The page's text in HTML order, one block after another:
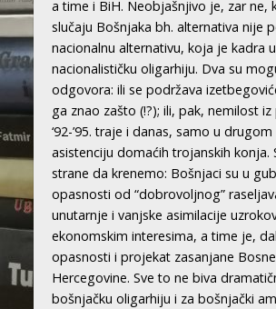
a time i BiH. Neobjašnjivo je, zar ne,
slučaju Bošnjaka bh. alternativa nije
nacionalnu alternativu, koja je kadra
nacionalističku oligarhiju. Dva su
odgovora: ili se podržava
ga znao zašto (!?); ili, pak, nemilost
‘92-’95. traje i danas, samo u
asistenciju domaćih trojanskih konja.
strane da krenemo: Bošnjaci su u
opasnosti od “dobrovoljnog”
unutarnje i vanjske asimilacije
ekonomskim interesima, a time je,
opasnosti i projekat zasanjane
Hercegovine. Sve to ne biva
bošnjačku oligarhiju i za bošnjački